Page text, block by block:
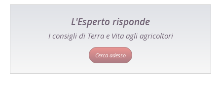
L'Esperto risponde
I consigli di Terra e Vita agli agricoltori
Cerca adesso